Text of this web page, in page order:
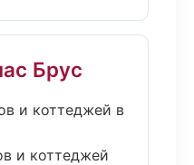
Брус
и коттеджей в
и коттеджей